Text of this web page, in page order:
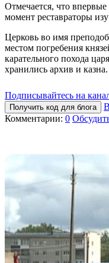
Отмечается, что
момент реставраторы
Церковь во имя
местом погребения
карательного похода
хранились архив и казна.
Подписывайтесь на
Получить код для блога
Комментарии: 0